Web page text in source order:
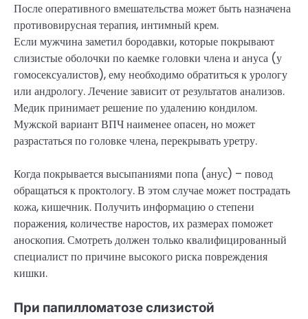
После оперативного вмешательства может быть назначена
противовирусная терапия, интимный крем.
Если мужчина заметил бородавки, которые покрывают
слизистые оболочки по каемке головки члена и ануса (у
гомосексуалистов), ему необходимо обратиться к урологу
или андрологу. Лечение зависит от результатов анализов.
Медик принимает решение по удалению кондилом.
Мужской вариант ВПЧ наименее опасен, но может
разрастаться по головке члена, перекрывать уретру.
Когда покрывается высыпаниями попа (анус) – повод
обращаться к проктологу. В этом случае может пострадать
кожа, кишечник. Получить информацию о степени
поражения, количестве наростов, их размерах поможет
аноскопия. Смотреть должен только квалифицированный
специалист по причине высокого риска повреждения
кишки.
При папилломатозе слизистой